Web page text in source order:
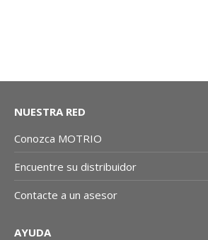
NUESTRA RED
Conozca MOTRIO
Encuentre su distribuidor
Contacte a un asesor
AYUDA